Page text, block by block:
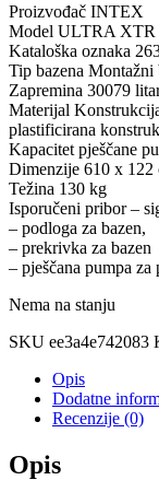
Proizvođač INTEX
Model ULTRA XTR
Kataloška oznaka
Tip bazena Montažni
Zapremina 30079
Materijal
plastificirana
Kapacitet pješčane
Dimenzije 610 x 122
Težina 130 kg
Isporučeni pribor –
– podloga za bazen,
– prekrivka za bazen
– pješčana pumpa za
Nema na stanju
SKU ee3a4e742083
Opis
Dodatne
Recenzije (0)
Opis